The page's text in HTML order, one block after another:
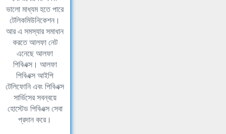
ভালো মাধ্যম হতে পারে
টেলিকমিউনিকেশন।
আর এ সমস্যার সমাধান
করতে আলফা নেট
এনেছে আলফা
পিবিএক্স। আলফা
পিবিএক্স আইপি
টেলিফোনি এবং পিবিএক্স
সার্ভিসের সবন্বয়ে
হোস্টেড পিবিএক্স সেবা
প্রদান করে।